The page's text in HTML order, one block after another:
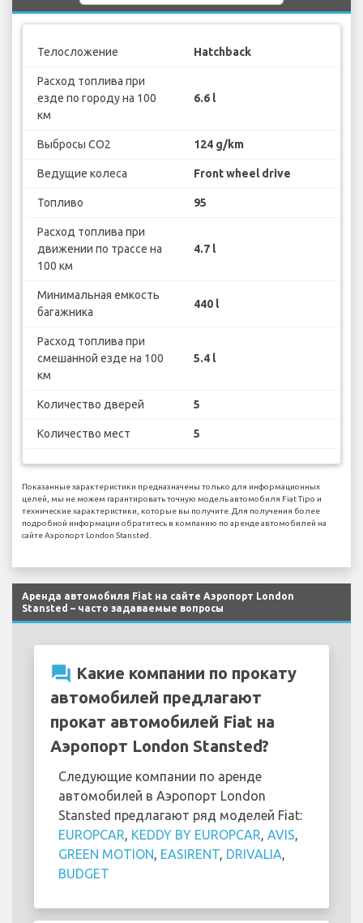
Телосложение Hatchback
Расход топлива при
езде по городу на 100
км
6.6 l
Выбросы CO2 124 g/km
Ведущие колеса Front wheel drive
Топливо 95
Расход топлива при
движении по трассе на
100 км
4.7 l
Минимальная емкость
багажника
440 l
Расход топлива при
смешанной езде на 100
км
5.4 l
Количество дверей 5
Количество мест 5
Показанные характеристики предназначены только для информационных
целей, мы не можем гарантировать точную модель автомобиля Fiat Tipo и
технические характеристики, которые вы получите. Для получения более
подробной информации обратитесь в компанию по аренде автомобилей на
сайте Аэропорт London Stansted.
Аренда автомобиля Fiat на сайте Аэропорт London
Stansted – часто задаваемые вопросы
question_answer Какие компании по прокату
автомобилей предлагают
прокат автомобилей Fiat на
Аэропорт London Stansted?
Следующие компании по аренде
автомобилей в Аэропорт London
Stansted предлагают ряд моделей Fiat:
EUROPCAR KEDDY BY EUROPCAR AVIS
GREEN MOTION EASIRENT DRIVALIA
BUDGET